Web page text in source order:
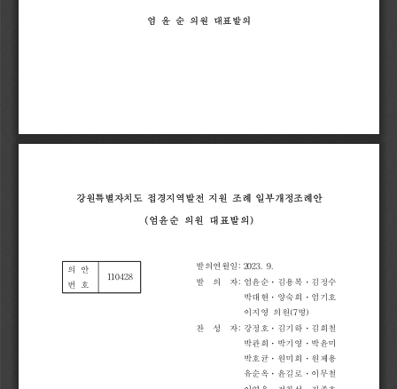
엄 윤 순 의원 대표발의
강원특별자치도 접경지역발전 지원 조례 일부개정조례안
(엄윤순 의원 대표발의)
의 안
번 호
110428
발의연월일:
발 의 자:
찬 성 자:
2023. 9.
엄윤순ᆞ김용복ᆞ김정수
박대현ᆞ양숙희ᆞ엄기호
이지영 의원(7명)
강정호ᆞ김기하ᆞ김희철
박관희ᆞ박기영ᆞ박윤미
박호균ᆞ원미희ᆞ원제용
유순옥ᆞ윤길로ᆞ이무철